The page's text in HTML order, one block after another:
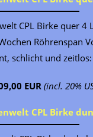
CPL Birke quer 4
Röhrenspan
schlicht und
EUR (incl. 20%
CPL Birke